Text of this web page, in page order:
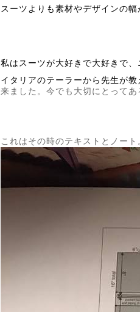
スーツよりも素材やデザインの
私はスーツが大好きで大好きで、
イタリアのテーラーから先生が教
来ました。 今でも大切にとってあ
これはその時のテキストとノート